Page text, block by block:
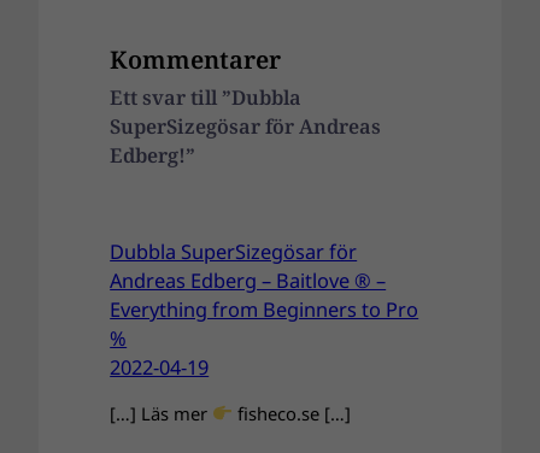
Kommentarer
Ett svar till ”Dubbla
SuperSizegösar för Andreas
Edberg!”
Dubbla SuperSizegösar för
Andreas Edberg – Baitlove ® –
Everything from Beginners to Pro
%
2022-04-19
[…] Läs mer fisheco.se […]